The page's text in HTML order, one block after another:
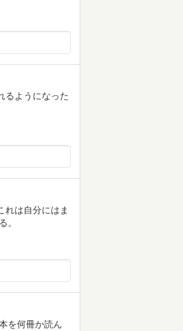
るようになった
れは自分にはま
。
を何冊か読ん